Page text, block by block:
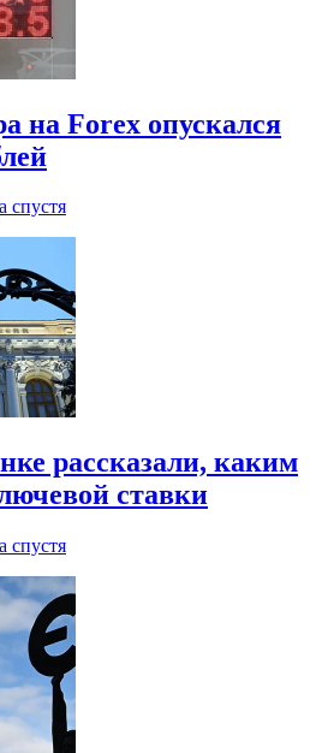
на Forex опускался
спустя
рассказали, каким
ставки
спустя